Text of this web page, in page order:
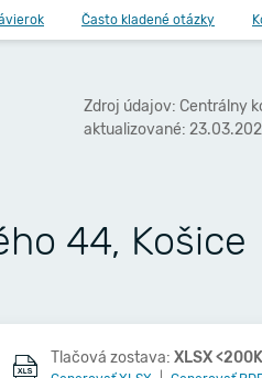
Často kladené otázky
Zdroj údajov: Centrálny
aktualizované:
44, Košice
Tlačová zostava: XLSX